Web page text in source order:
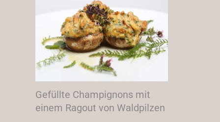
Gefüllte Champignons mit
einem Ragout von Waldpilzen